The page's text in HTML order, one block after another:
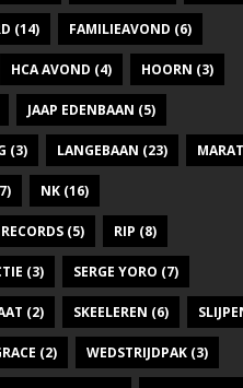
(14) FAMILIEAVOND (6)
HCA AVOND (4) HOORN (3)
JAAP EDENBAAN (5)
(3) LANGEBAAN (23)
NK (16)
RECORDS (5) RIP (8)
(3) SERGE YORO (7)
(2) SKEELEREN (6)
(2) WEDSTRIJDPAK (3)